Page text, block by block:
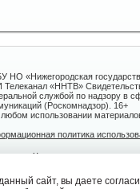
НО «Нижегородская
«ННТВ»
службой по надзору в
(Роскомнадзор). 16+
использовании
политика
сайт, вы даете